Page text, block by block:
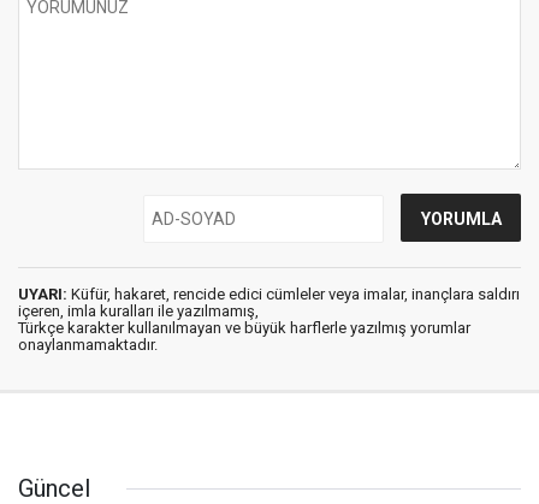
UYARI: Küfür, hakaret, rencide edici cümleler veya imalar, inançlara saldırı
içeren, imla kuralları ile yazılmamış,
Türkçe karakter kullanılmayan ve büyük harflerle yazılmış yorumlar
onaylanmamaktadır.
Güncel